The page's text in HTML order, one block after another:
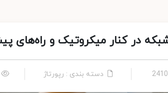
دسته بندی : رپورتاژ